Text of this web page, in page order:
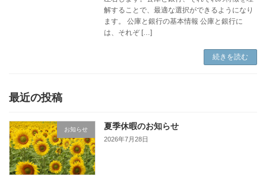
解することで、最適な選択ができるようになり
ます。 公庫と銀行の基本情報 公庫と銀行に
は、それぞ […]
続きを読む
最近の投稿
お知らせ 夏季休暇のお知らせ
2026年7月28日